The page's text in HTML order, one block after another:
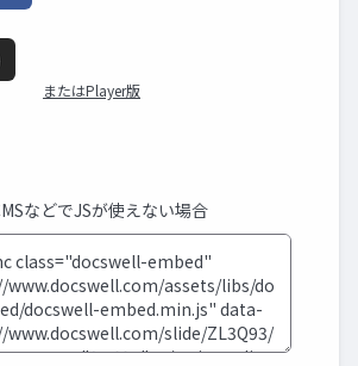
またはPlayer版
などでJSが使えない場合